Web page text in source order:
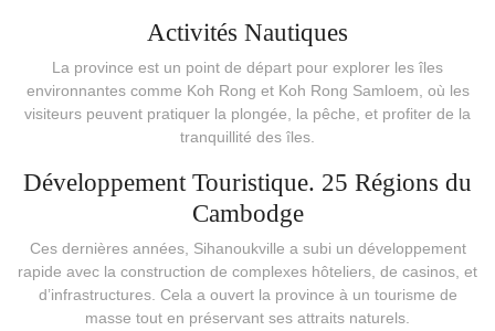
Activités Nautiques
La province est un point de départ pour explorer les îles
environnantes comme Koh Rong et Koh Rong Samloem, où les
visiteurs peuvent pratiquer la plongée, la pêche, et profiter de la
tranquillité des îles.
Développement Touristique. 25 Régions du
Cambodge
Ces dernières années, Sihanoukville a subi un développement
rapide avec la construction de complexes hôteliers, de casinos, et
d’infrastructures. Cela a ouvert la province à un tourisme de
masse tout en préservant ses attraits naturels.